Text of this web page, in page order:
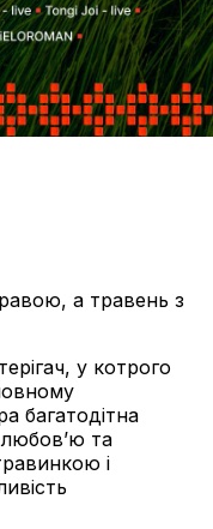
а травень з
у котрого
багатодітна
та
і